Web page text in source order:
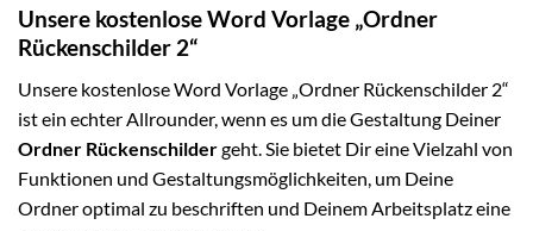
Unsere kostenlose Word Vorlage „Ordner
Rückenschilder 2“
Unsere kostenlose Word Vorlage „Ordner Rückenschilder 2“
ist ein echter Allrounder, wenn es um die Gestaltung Deiner
Ordner Rückenschildergeht. Sie bietet Dir eine Vielzahl von
Funktionen und Gestaltungsmöglichkeiten, um Deine
Ordner optimal zu beschriften und Deinem Arbeitsplatz eine